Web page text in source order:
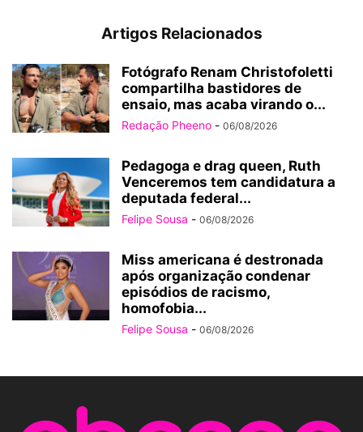
Artigos Relacionados
Fotógrafo Renam Christofoletti
compartilha bastidores de
ensaio, mas acaba virando o...
Redação Pheeno - 06/08/2026
Pedagoga e drag queen, Ruth
Venceremos tem candidatura a
deputada federal...
Felipe Sousa - 06/08/2026
Miss americana é destronada
após organização condenar
episódios de racismo,
homofobia...
Felipe Sousa - 06/08/2026